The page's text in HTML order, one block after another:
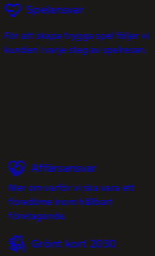
Spelansvar
För att skapa trygga spel följer vi
kunden i varje steg av spelresan.
Affärsansvar
Mer om varför vi ska vara ett
föredöme inom hållbart
företagande.
Grönt kort 2030